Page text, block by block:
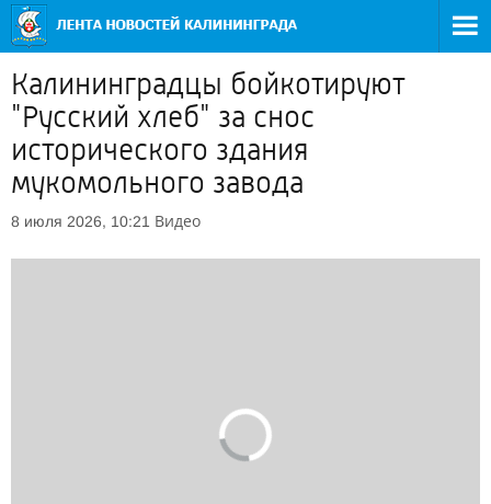
Калининградцы бойкотируют
"Русский хлеб" за снос
исторического здания
мукомольного завода
8 июля 2026, 10:21 Видео